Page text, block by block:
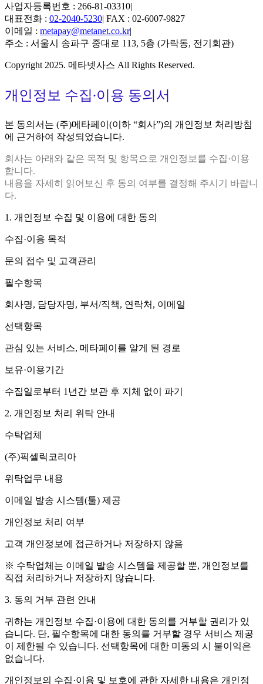
사업자등록번호 : 266-81-03310|
대표전화 : 02-2040-5230| FAX : 02-6007-9827
이메일 : metapay@metanet.co.kr|
주소 : 서울시 송파구 중대로 113, 5층 (가락동, 전기회관)
Copyright 2025. 메타넷사스 All Rights Reserved.
개인정보 수집∙이용 동의서
본 동의서는 (주)메타페이(이하 “회사”)의 개인정보 처리방침
에 근거하여 작성되었습니다.
회사는 아래와 같은 목적 및 항목으로 개인정보를 수집·이용
합니다.
내용을 자세히 읽어보신 후 동의 여부를 결정해 주시기 바랍니
다.
1. 개인정보 수집 및 이용에 대한 동의
수집·이용 목적
문의 접수 및 고객관리
필수항목
회사명, 담당자명, 부서/직책, 연락처, 이메일
선택항목
관심 있는 서비스, 메타페이를 알게 된 경로
보유·이용기간
수집일로부터 1년간 보관 후 지체 없이 파기
2. 개인정보 처리 위탁 안내
수탁업체
(주)픽셀릭코리아
위탁업무 내용
이메일 발송 시스템(툴) 제공
개인정보 처리 여부
고객 개인정보에 접근하거나 저장하지 않음
※ 수탁업체는 이메일 발송 시스템을 제공할 뿐, 개인정보를
직접 처리하거나 저장하지 않습니다.
3. 동의 거부 관련 안내
귀하는 개인정보 수집·이용에 대한 동의를 거부할 권리가 있
습니다. 단, 필수항목에 대한 동의를 거부할 경우 서비스 제공
이 제한될 수 있습니다. 선택항목에 대한 미동의 시 불이익은
없습니다.
개인정보의 수집·이용 및 보호에 관한 자세한 내용은 개인정